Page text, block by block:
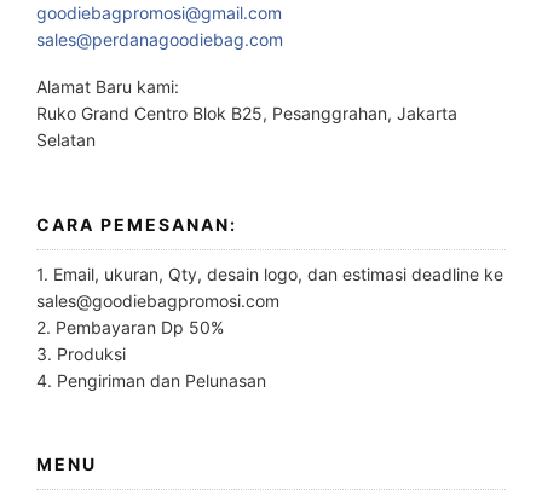
goodiebagpromosi@gmail.com
sales@perdanagoodiebag.com
Alamat Baru kami:
Ruko Grand Centro Blok B25, Pesanggrahan, Jakarta
Selatan
CARA PEMESANAN:
1. Email, ukuran, Qty, desain logo, dan estimasi deadline ke
sales@goodiebagpromosi.com
2. Pembayaran Dp 50%
3. Produksi
4. Pengiriman dan Pelunasan
MENU